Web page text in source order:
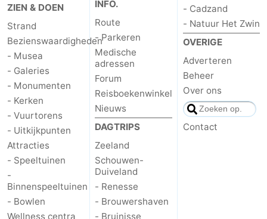
ZIEN & DOEN
Strand
Bezienswaardigheden
- Musea
- Galeries
- Monumenten
- Kerken
- Vuurtorens
- Uitkijkpunten
Attracties
- Speeltuinen
-
Binnenspeeltuinen
- Bowlen
Wellness centra
INFO.
Route
- Parkeren
Medische
adressen
Forum
Reisboekenwinkel
Nieuws
DAGTRIPS
Zeeland
Schouwen-
Duiveland
- Renesse
- Brouwershaven
- Bruinisse
- Cadzand
- Natuur Het Zwin
OVERIGE
Adverteren
Beheer
Over ons
Contact